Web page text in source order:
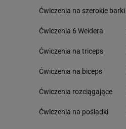
Ćwiczenia na szerokie barki
Ćwiczenia 6 Weidera
Ćwiczenia na triceps
Ćwiczenia na biceps
Ćwiczenia rozciągające
Ćwiczenia na pośladki